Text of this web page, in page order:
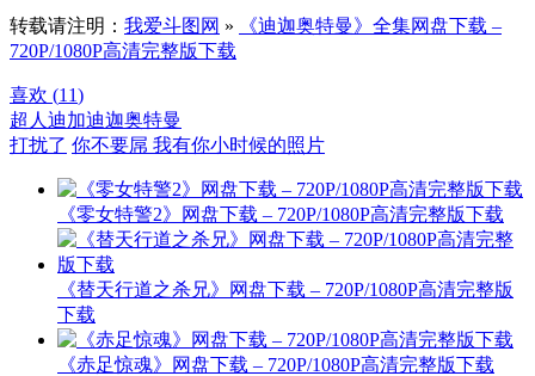
转载请注明： 我爱斗图网 »
《迪迦奥特曼》全集网盘下载 –
720P/1080P高清完整版下载
喜欢 (11)
超人迪加迪迦奥特曼
打扰了 你不要屌 我有你小时候的照片
《零女特警2》网盘下载 – 720P/1080P高清完整版下载
《替天行道之杀兄》网盘下载 – 720P/1080P高清完整版
下载
《赤足惊魂》网盘下载 – 720P/1080P高清完整版下载